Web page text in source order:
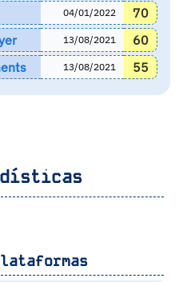
04/01/2022
70
13/08/2021
60
13/08/2021 55